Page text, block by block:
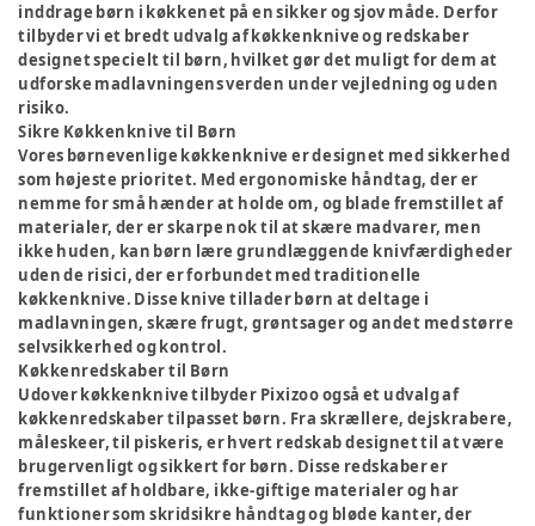
inddrage børn i køkkenet på en sikker og sjov måde. Derfor
tilbyder vi et bredt udvalg af køkkenknive og redskaber
designet specielt til børn, hvilket gør det muligt for dem at
udforske madlavningens verden under vejledning og uden
risiko.
Sikre Køkkenknive til Børn
Vores børnevenlige køkkenknive er designet med sikkerhed
som højeste prioritet. Med ergonomiske håndtag, der er
nemme for små hænder at holde om, og blade fremstillet af
materialer, der er skarpe nok til at skære madvarer, men
ikke huden, kan børn lære grundlæggende knivfærdigheder
uden de risici, der er forbundet med traditionelle
køkkenknive. Disse knive tillader børn at deltage i
madlavningen, skære frugt, grøntsager og andet med større
selvsikkerhed og kontrol.
Køkkenredskaber til Børn
Udover køkkenknive tilbyder Pixizoo også et udvalg af
køkkenredskaber tilpasset børn. Fra skrællere, dejskrabere,
måleskeer, til piskeris, er hvert redskab designet til at være
brugervenligt og sikkert for børn. Disse redskaber er
fremstillet af holdbare, ikke-giftige materialer og har
funktioner som skridsikre håndtag og bløde kanter, der